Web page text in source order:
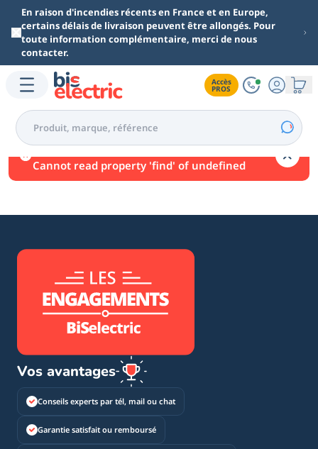
Aller au contenu principal
En raison d'incendies récents en France et en Europe,
certains délais de livraison peuvent être allongés. Pour
toute information complémentaire, merci de nous
contacter.
Accès
PROS
Une erreur est survenue.
Cannot read property 'find' of undefined
Vos avantages
Conseils experts par tél, mail ou chat
Garantie satisfait ou remboursé